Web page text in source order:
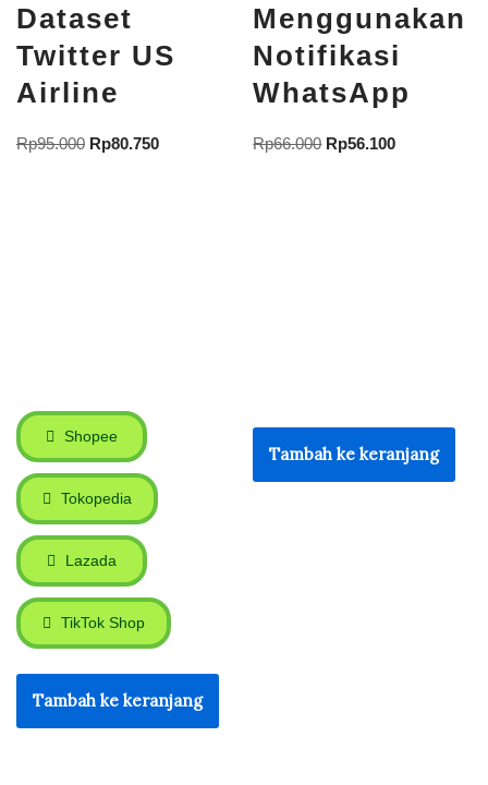
Dataset
Twitter US
Airline
Rp95.000 Rp80.750
Shopee
Tokopedia
Lazada
TikTok Shop
Tambah ke keranjang
Menggunakan
Notifikasi
WhatsApp
Rp66.000 Rp56.100
Tambah ke keranjang